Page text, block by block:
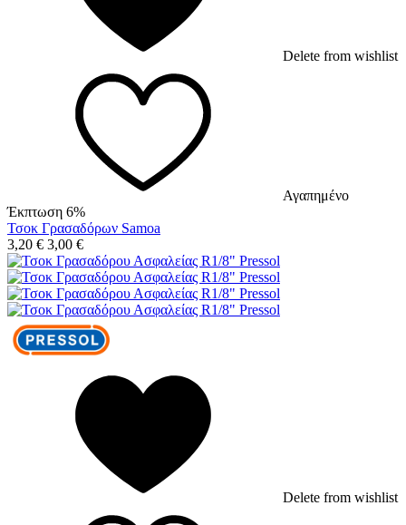
Delete from wishlist
Αγαπημένο
Έκπτωση 6%
Τσοκ Γρασαδόρων Samoa
3,20 € 3,00 €
Delete from wishlist